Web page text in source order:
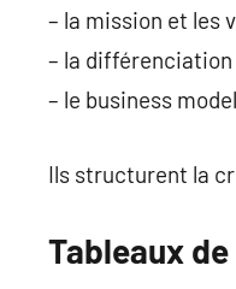
– la mission et les
– la
– le business model
Ils structurent la
Tableaux